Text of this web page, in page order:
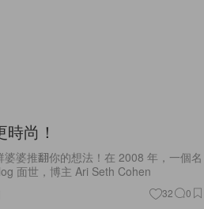
尚！
婆推翻你的想法！在 2008 年，一個名
面世，博主 Ari Seth Cohen
32 0